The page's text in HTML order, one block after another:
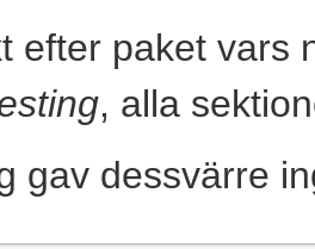
efter paket vars
, alla
gav dessvärre